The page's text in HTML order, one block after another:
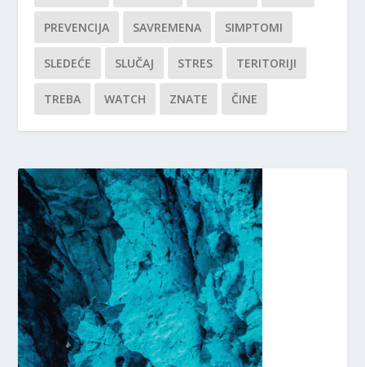
PREVENCIJA SAVREMENA SIMPTOMI
SLEDEĆE SLUČAJ STRES TERITORIJI
TREBA WATCH ZNATE ČINE